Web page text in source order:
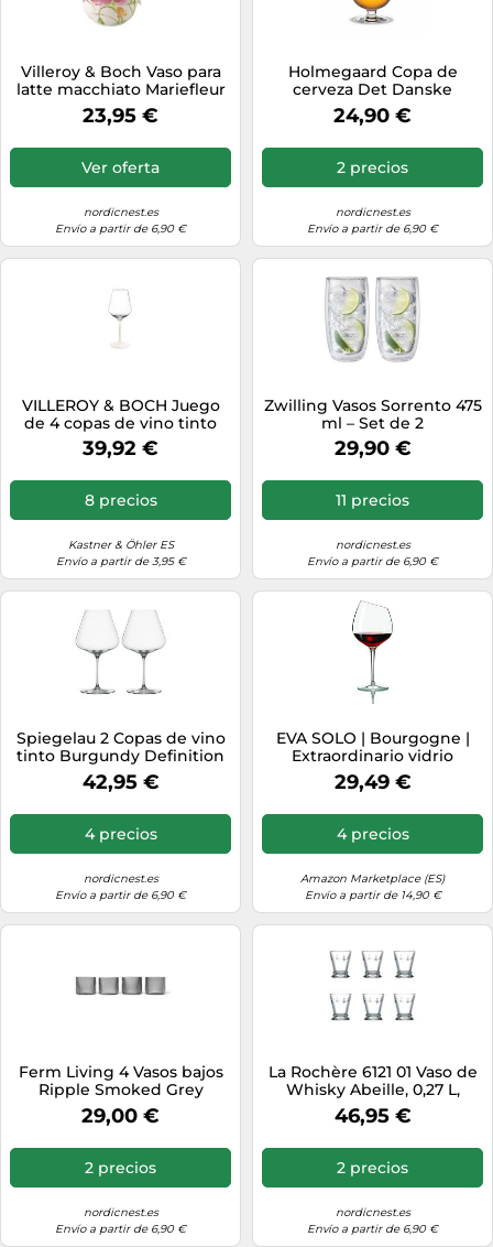
Villeroy & Boch Vaso para
latte macchiato Mariefleur
Basic 45 cl
23,95 €
Ver oferta
nordicnest.es
Envío a partir de 6,90 €
Holmegaard Copa de
cerveza Det Danske
transparente
24,90 €
2 precios
nordicnest.es
Envío a partir de 6,90 €
VILLEROY & BOCH Juego
de 4 copas de vino tinto
MANUFACTURE ROCK
BLANC GLAS blanco
39,92 €
8 precios
Kastner & Öhler ES
Envío a partir de 3,95 €
Zwilling Vasos Sorrento 475
ml – Set de 2
29,90 €
11 precios
nordicnest.es
Envío a partir de 6,90 €
Spiegelau 2 Copas de vino
tinto Burgundy Definition
96 cl transparente
42,95 €
4 precios
nordicnest.es
Envío a partir de 6,90 €
EVA SOLO | Bourgogne |
Extraordinario vidrio
soplado | copas de vino
29,49 €
4 precios
Amazon Marketplace (ES)
Envío a partir de 14,90 €
Ferm Living 4 Vasos bajos
Ripple Smoked Grey
29,00 €
2 precios
nordicnest.es
Envío a partir de 6,90 €
La Rochère 6121 01 Vaso de
Whisky Abeille, 0,27 L,
transparente (6 unidades)
46,95 €
2 precios
nordicnest.es
Envío a partir de 6,90 €